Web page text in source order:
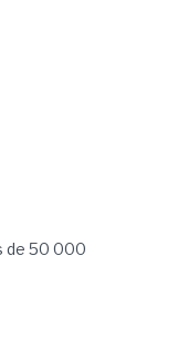
de 50 000